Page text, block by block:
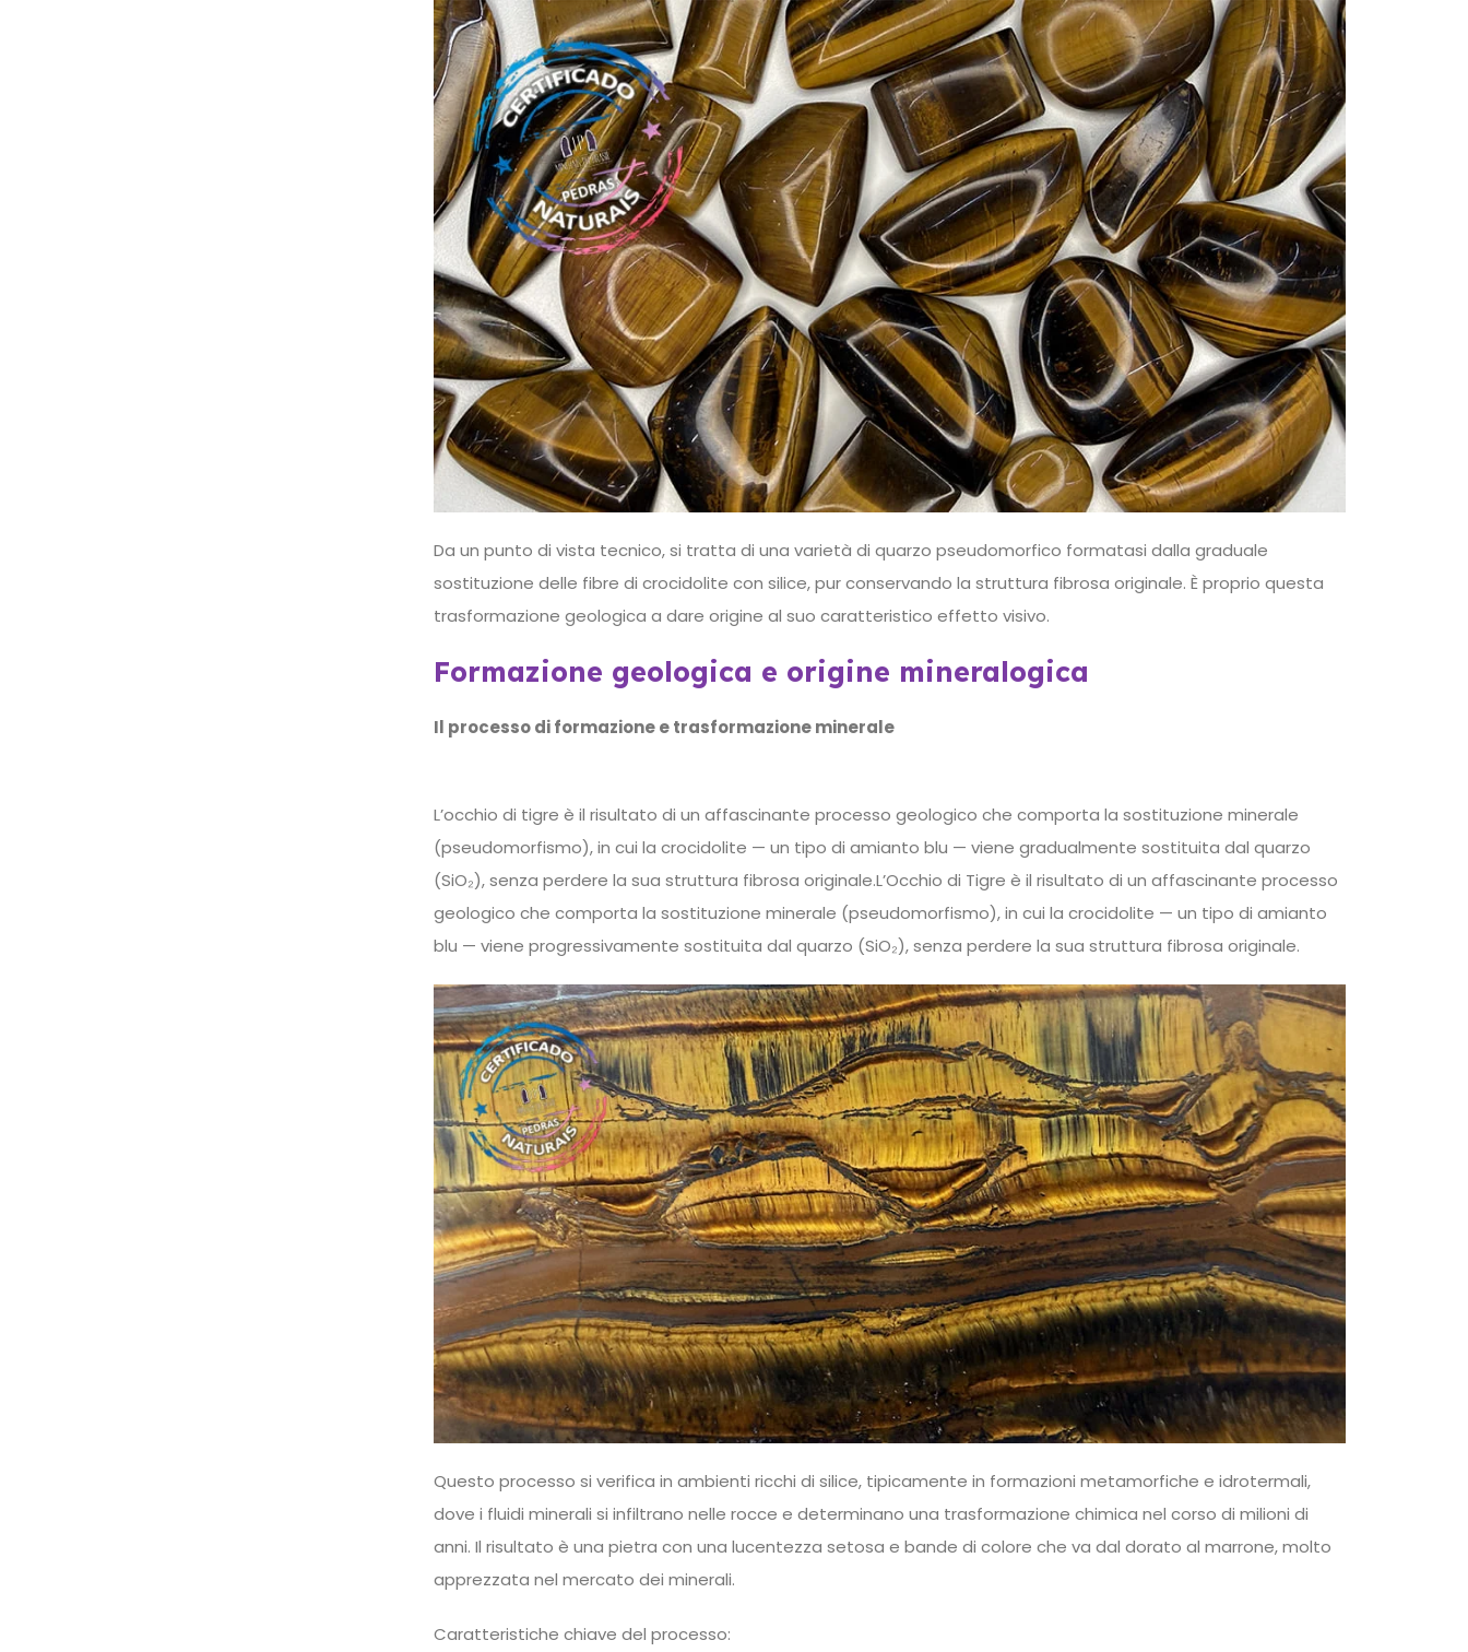
Da un punto di vista tecnico, si tratta di una varietà di quarzo pseudomorfico formatasi dalla graduale
sostituzione delle fibre di crocidolite con silice, pur conservando la struttura fibrosa originale. È proprio questa
trasformazione geologica a dare origine al suo caratteristico effetto visivo.
Formazione geologica e origine mineralogica
Il processo di formazione e trasformazione minerale
L’occhio di tigre è il risultato di un affascinante processo geologico che comporta la sostituzione minerale
(pseudomorfismo), in cui la crocidolite — un tipo di amianto blu — viene gradualmente sostituita dal quarzo
(SiO₂), senza perdere la sua struttura fibrosa originale.L’Occhio di Tigre è il risultato di un affascinante processo
geologico che comporta la sostituzione minerale (pseudomorfismo), in cui la crocidolite — un tipo di amianto
blu — viene progressivamente sostituita dal quarzo (SiO₂), senza perdere la sua struttura fibrosa originale.
Questo processo si verifica in ambienti ricchi di silice, tipicamente in formazioni metamorfiche e idrotermali,
dove i fluidi minerali si infiltrano nelle rocce e determinano una trasformazione chimica nel corso di milioni di
anni. Il risultato è una pietra con una lucentezza setosa e bande di colore che va dal dorato al marrone, molto
apprezzata nel mercato dei minerali.
Caratteristiche chiave del processo: